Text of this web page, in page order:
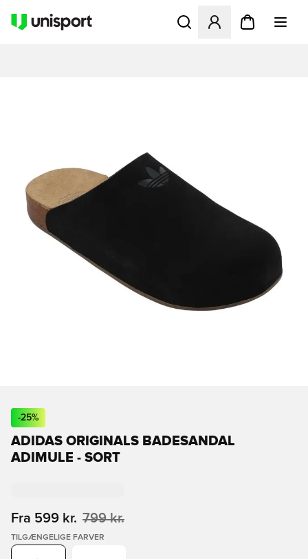
Åbner en Modal til at
-25%
ADIDAS ORIGINALS BADESANDAL
ADIMULE - SORT
Fra 599 kr. 799 kr.
TILGÆNGELIGE FARVER